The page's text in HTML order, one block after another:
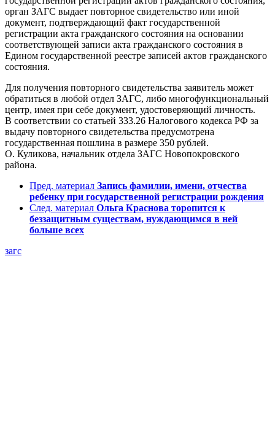
орган ЗАГС выдает повторное свидетельство или иной
документ, подтверждающий факт государственной
регистрации акта гражданского состояния на основании
соответствующей записи акта гражданского состояния в
Едином государственной реестре записей актов гражданского
состояния.
Для получения повторного свидетельства заявитель может
обратиться в любой отдел ЗАГС, либо многофункциональный
центр, имея при себе документ, удостоверяющий личность.
В соответствии со статьей 333.26 Налогового кодекса РФ за
выдачу повторного свидетельства предусмотрена
государственная пошлина в размере 350 рублей.
О. Куликова, начальник отдела ЗАГС Новопокровского
района.
Пред. материал Запись фамилии, имени, отчества
ребенку при государственной регистрации рождения
След. материал Ольга Краснова торопится к
беззащитным существам, нуждающимся в ней
больше всех
загс